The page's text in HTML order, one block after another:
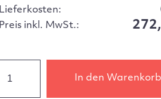
Lieferkosten:
Preis inkl. MwSt.:
In den Warenkorb